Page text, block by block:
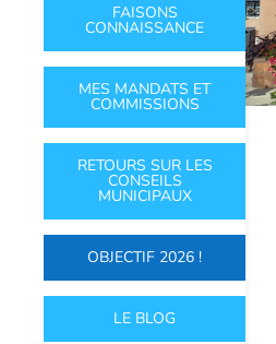
FAISONS
CONNAISSANCE
MES MANDATS ET
COMMISSIONS
RETOURS SUR LES
CONSEILS
MUNICIPAUX
OBJECTIF 2026 !
LE BLOG